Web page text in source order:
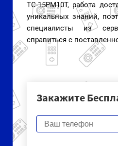
TC-15PM10T, работа
уникальных знаний,
специалисты из
справиться с
Закажите